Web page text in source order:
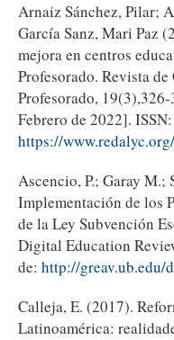
Arnaiz Sánchez, Pilar;
García Sanz, Mari Paz
mejora en centros
Profesorado. Revista
Profesorado,
Febrero de 2022].
https://
Ascencio, P.; Garay M.;
Implementación de los
de la Ley Subvención
Digital Education
de: http://greav.ub.edu/
Calleja, E. (2017).
Latinoamérica: